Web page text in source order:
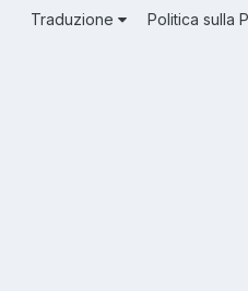
Traduzione Politica sulla